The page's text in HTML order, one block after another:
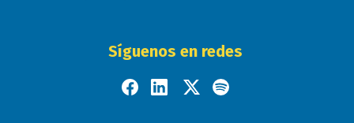
Síguenos en redes